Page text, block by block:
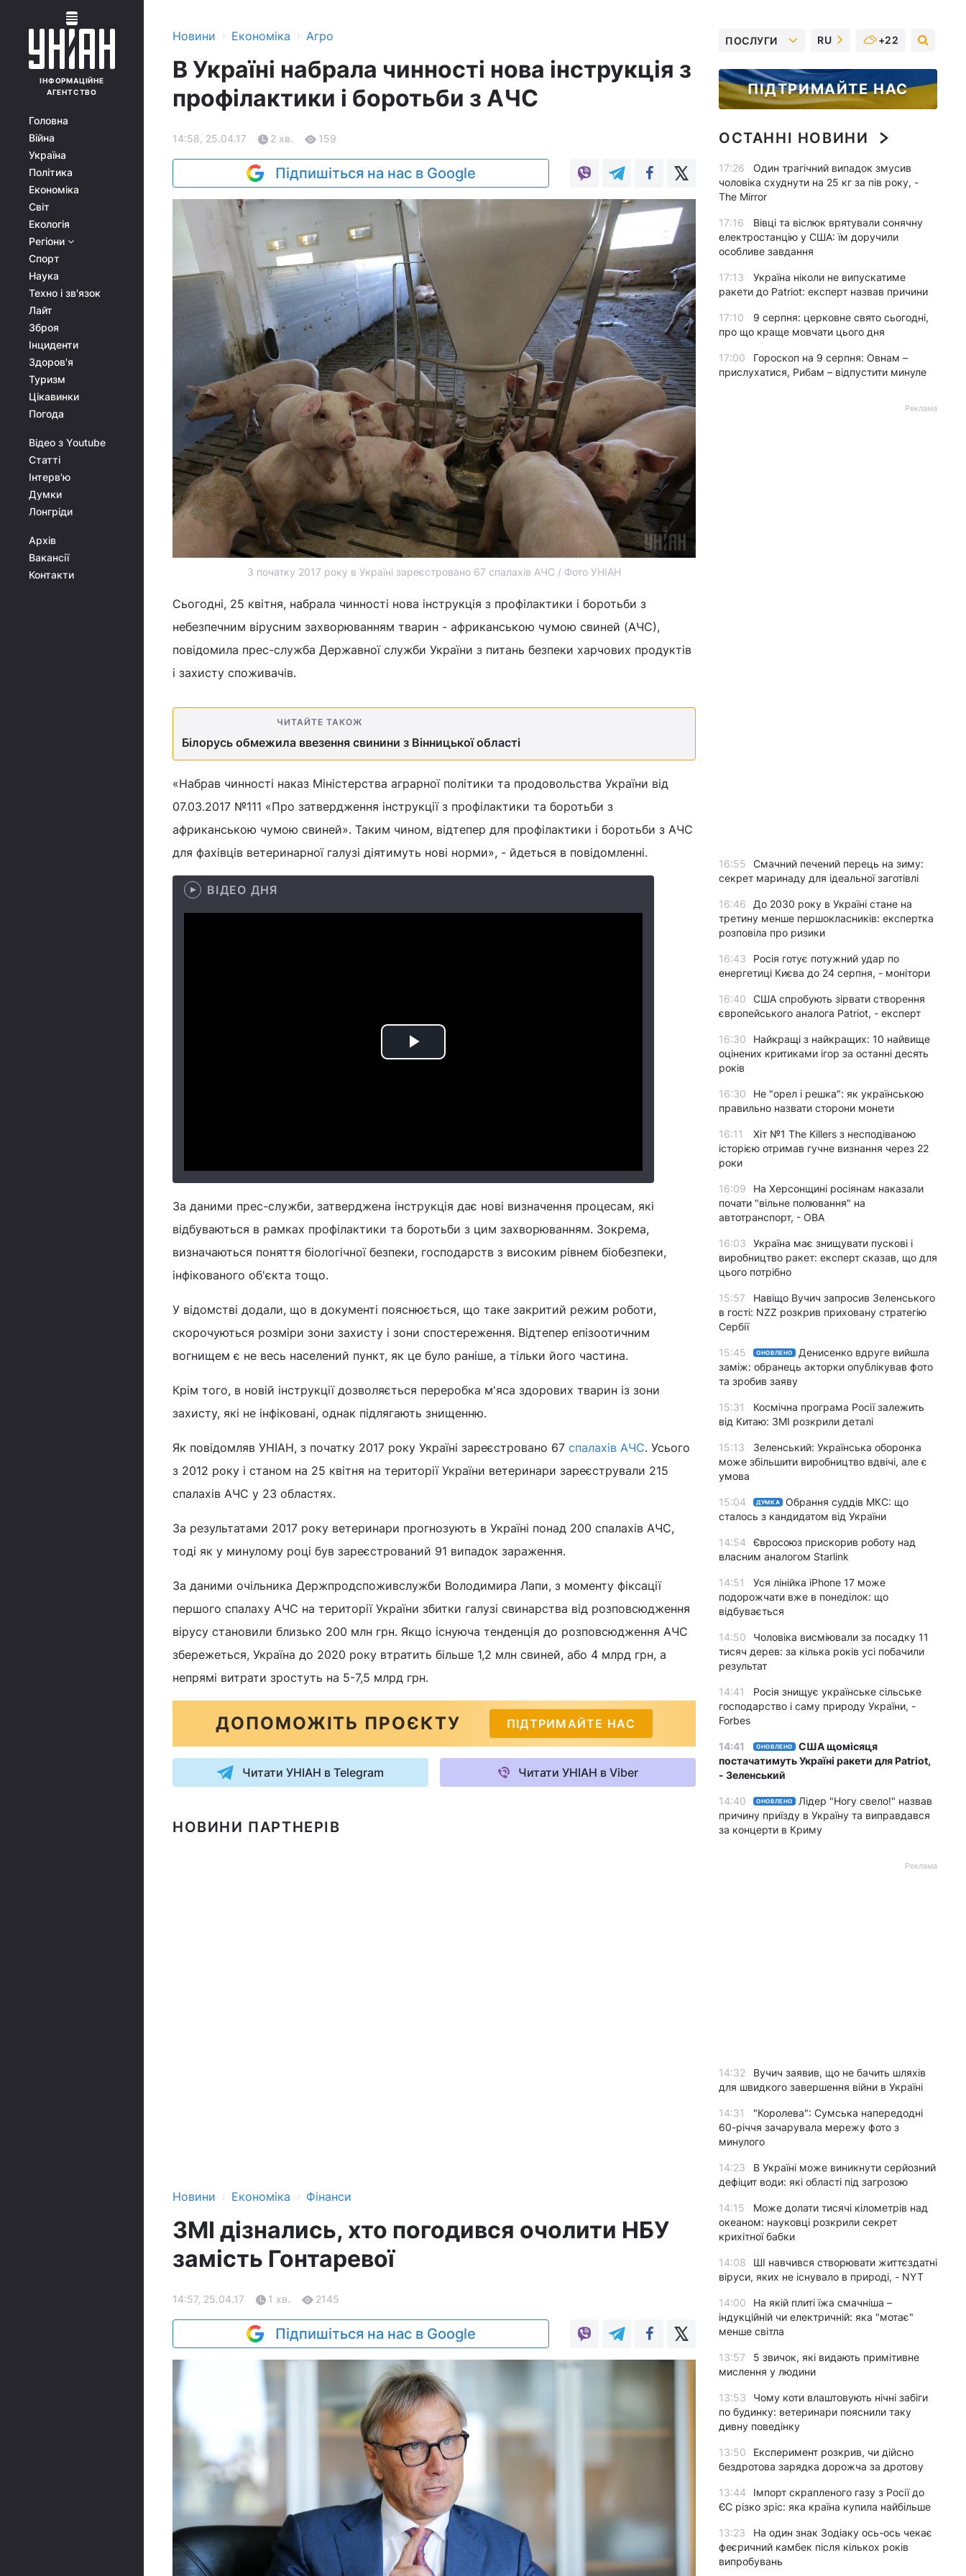
ІНФОРМАЦІЙНЕ
АГЕНТСТВО
Головна
Війна
Україна
Політика
Економіка
Світ
Екологія
Регіони
Спорт
Наука
Техно і зв'язок
Лайт
Зброя
Інциденти
Здоров'я
Туризм
Цікавинки
Погода
Відео з Youtube
Статті
Інтерв'ю
Думки
Лонгріди
Архів
Вакансії
Контакти
Новини › Економіка › Агро
В Україні набрала чинності нова інструкція з
профілактики і боротьби з АЧС
14:58, 25.04.17 2 хв. 159
Підпишіться на нас в Google
З початку 2017 року в Україні зареєстровано 67 спалахів АЧС / Фото УНІАН
Сьогодні, 25 квітня, набрала чинності нова інструкція з профілактики і боротьби з
небезпечним вірусним захворюванням тварин - африканською чумою свиней (АЧС),
повідомила прес-служба Державної служби України з питань безпеки харчових продуктів
і захисту споживачів.
ЧИТАЙТЕ ТАКОЖ
Білорусь обмежила ввезення свинини з Вінницької області
«Набрав чинності наказ Міністерства аграрної політики та продовольства України від
07.03.2017 №111 «Про затвердження інструкції з профілактики та боротьби з
африканською чумою свиней». Таким чином, відтепер для профілактики і боротьби з АЧС
для фахівців ветеринарної галузі діятимуть нові норми», - йдеться в повідомленні.
ВІДЕО ДНЯ
Play
За даними прес-служби, затверджена інструкція дає нові визначення процесам, які
відбуваються в рамках профілактики та боротьби з цим захворюванням. Зокрема,
визначаються поняття біологічної безпеки, господарств з високим рівнем біобезпеки,
інфікованого об'єкта тощо.
У відомстві додали, що в документі пояснюється, що таке закритий режим роботи,
скорочуються розміри зони захисту і зони спостереження. Відтепер епізоотичним
вогнищем є не весь населений пункт, як це було раніше, а тільки його частина.
Крім того, в новій інструкції дозволяється переробка м'яса здорових тварин із зони
захисту, які не інфіковані, однак підлягають знищенню.
Як повідомляв УНІАН, з початку 2017 року Україні зареєстровано 67 спалахів АЧС. Усього
з 2012 року і станом на 25 квітня на території України ветеринари зареєстрували 215
спалахів АЧС у 23 областях.
За результатами 2017 року ветеринари прогнозують в Україні понад 200 спалахів АЧС,
тоді як у минулому році був зареєстрований 91 випадок зараження.
За даними очільника Держпродспоживслужби Володимира Лапи, з моменту фіксації
першого спалаху АЧС на території України збитки галузі свинарства від розповсюдження
вірусу становили близько 200 млн грн. Якщо існуюча тенденція до розповсюдження АЧС
збережеться, Україна до 2020 року втратить більше 1,2 млн свиней, або 4 млрд грн, а
непрямі витрати зростуть на 5-7,5 млрд грн.
ДОПОМОЖІТЬ ПРОЄКТУ ПІДТРИМАЙТЕ НАС
Читати УНІАН в Telegram Читати УНІАН в Viber
НОВИНИ ПАРТНЕРІВ
Новини › Економіка › Фінанси
ЗМІ дізнались, хто погодився очолити НБУ
замість Гонтаревої
14:57, 25.04.17 1 хв. 2145
Підпишіться на нас в Google
ПОСЛУГИ RU +22
ПІДТРИМАЙТЕ НАС
ОСТАННІ НОВИНИ
17:26
Один трагічний випадок змусив
чоловіка схуднути на 25 кг за пів року, -
The Mirror
17:16
Вівці та віслюк врятували сонячну
електростанцію у США: їм доручили
особливе завдання
17:13
Україна ніколи не випускатиме
ракети до Patriot: експерт назвав причини
17:10
9 серпня: церковне свято сьогодні,
про що краще мовчати цього дня
17:00
Гороскоп на 9 серпня: Овнам –
прислухатися, Рибам – відпустити минуле
Реклама
16:55
Смачний печений перець на зиму:
секрет маринаду для ідеальної заготівлі
16:46
До 2030 року в Україні стане на
третину менше першокласників: експертка
розповіла про ризики
16:43
Росія готує потужний удар по
енергетиці Києва до 24 серпня, - монітори
16:40
США спробують зірвати створення
європейського аналога Patriot, - експерт
16:30
Найкращі з найкращих: 10 найвище
оцінених критиками ігор за останні десять
років
16:30
Не "орел і решка": як українською
правильно назвати сторони монети
16:11
Хіт №1 The Killers з несподіваною
історією отримав гучне визнання через 22
роки
16:09
На Херсонщині росіянам наказали
почати "вільне полювання" на
автотранспорт, - ОВА
16:03
Україна має знищувати пускові і
виробництво ракет: експерт сказав, що для
цього потрібно
15:57
Навіщо Вучич запросив Зеленського
в гості: NZZ розкрив приховану стратегію
Сербії
15:45 ОНОВЛЕНО
Денисенко вдруге вийшла
заміж: обранець акторки опублікував фото
та зробив заяву
15:31
Космічна програма Росії залежить
від Китаю: ЗМІ розкрили деталі
15:13
Зеленський: Українська оборонка
може збільшити виробництво вдвічі, але є
умова
15:04 ДУМКА
Обрання суддів МКС: що
сталось з кандидатом від України
14:54
Євросоюз прискорив роботу над
власним аналогом Starlink
14:51
Уся лінійка iPhone 17 може
подорожчати вже в понеділок: що
відбувається
14:50
Чоловіка висміювали за посадку 11
тисяч дерев: за кілька років усі побачили
результат
14:41
Росія знищує українське сільське
господарство і саму природу України, -
Forbes
14:41 ОНОВЛЕНО
США щомісяця
постачатимуть Україні ракети для Patriot,
- Зеленський
14:40 ОНОВЛЕНО
Лідер "Ногу свело!" назвав
причину приїзду в Україну та виправдався
за концерти в Криму
Реклама
14:32
Вучич заявив, що не бачить шляхів
для швидкого завершення війни в Україні
14:31
"Королева": Сумська напередодні
60-річчя зачарувала мережу фото з
минулого
14:23
В Україні може виникнути серйозний
дефіцит води: які області під загрозою
14:15
Може долати тисячі кілометрів над
океаном: науковці розкрили секрет
крихітної бабки
14:08
ШІ навчився створювати життєздатні
віруси, яких не існувало в природі, - NYT
14:00
На якій плиті їжа смачніша –
індукційній чи електричній: яка "мотає"
менше світла
13:57
5 звичок, які видають примітивне
мислення у людини
13:53
Чому коти влаштовують нічні забіги
по будинку: ветеринари пояснили таку
дивну поведінку
13:50
Експеримент розкрив, чи дійсно
бездротова зарядка дорожча за дротову
13:44
Імпорт скрапленого газу з Росії до
ЄС різко зріс: яка країна купила найбільше
13:23
На один знак Зодіаку ось-ось чекає
феєричний камбек після кількох років
випробувань